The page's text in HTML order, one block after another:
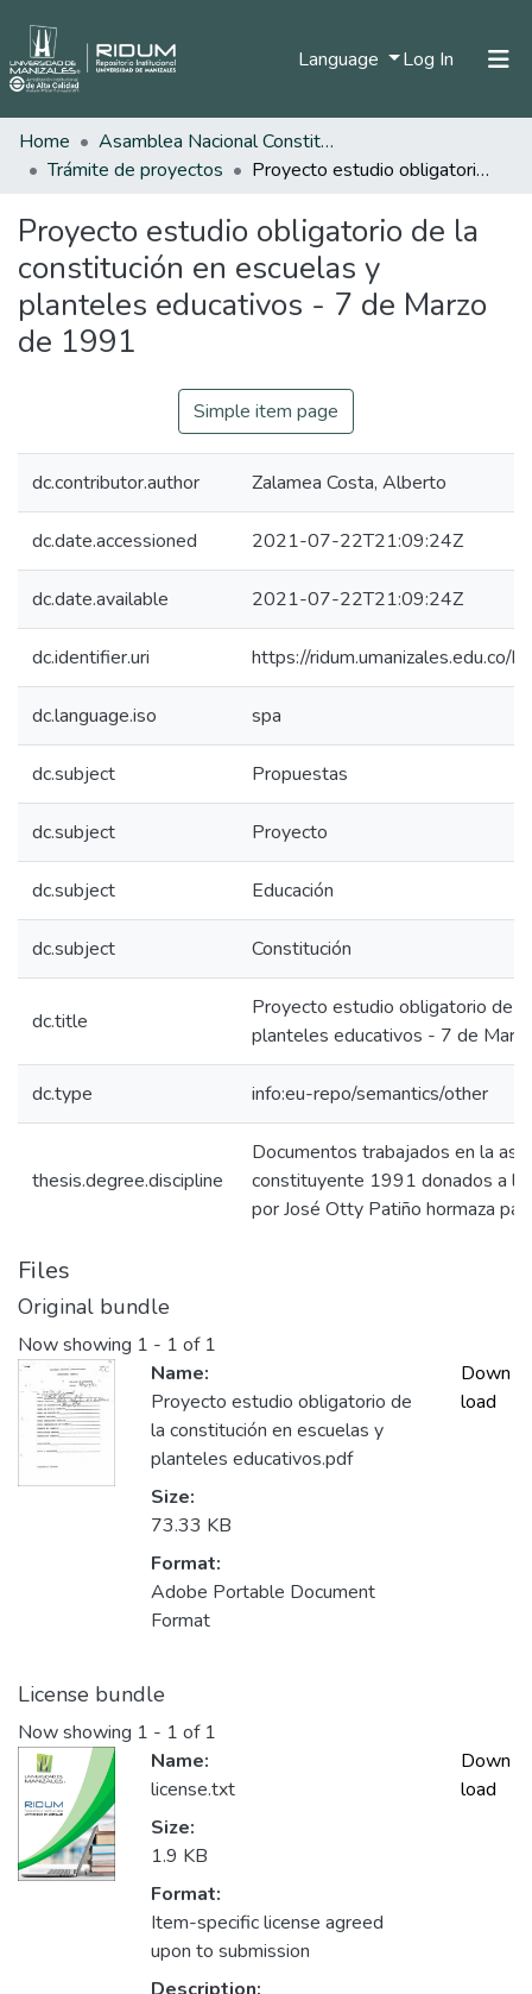
Language Log In (current)
All of DSpace
Home
Asamblea Nacional Constituyente
Trámite de proyectos
Proyecto estudio obligatorio de la constitución en escuelas y planteles educativos - 7 de Marzo de 1991
Proyecto estudio obligatorio de la
constitución en escuelas y
planteles educativos - 7 de Marzo
de 1991
Simple item page
dc.contributor.author Zalamea Costa, Alberto
dc.date.accessioned 2021-07-22T21:09:24Z
dc.date.available 2021-07-22T21:09:24Z
dc.identifier.uri https://
dc.language.iso spa
dc.subject Propuestas
dc.subject Proyecto
dc.subject Educación
dc.subject Constitución
dc.title
Proyecto estudio obligatorio de
planteles educativos - 7 de
dc.type info:eu-repo/semantics/other
thesis.degree.discipline
Documentos trabajados en la
constituyente 1991 donados a la
por José Otty Patiño hormaza
Files
Original bundle
Now showing 1 - 1 of 1
Name:
Proyecto estudio obligatorio de
la constitución en escuelas y
planteles educativos.pdf
Size:
73.33 KB
Format:
Adobe Portable Document
Format
Down
load
License bundle
Now showing 1 - 1 of 1
Name:
license.txt
Size:
1.9 KB
Format:
Item-specific license agreed
upon to submission
Down
load